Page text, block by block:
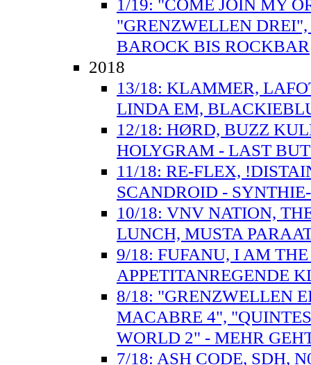
1/19: "COME JOIN MY
"GRENZWELLEN
BAROCK BIS ROCKBAR
2018
13/18: KLAMMER,
LINDA EM,
12/18: HØRD, BUZZ
HOLYGRAM - LAST
11/18: RE-FLEX,
SCANDROID -
10/18: VNV NATION,
LUNCH, MUSTA
9/18: FUFANU, I AM
APPETITANREGENDE
8/18: "GRENZWELLEN
MACABRE 4",
WORLD 2" - MEHR
7/18: ASH CODE, SDH,